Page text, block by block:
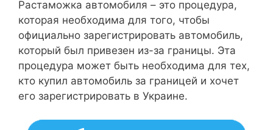
Растаможка автомобиля – это процедура,
которая необходима для того, чтобы
официально зарегистрировать автомобиль,
который был привезен из-за границы. Эта
процедура может быть необходима для тех,
кто купил автомобиль за границей и хочет
его зарегистрировать в Украине.